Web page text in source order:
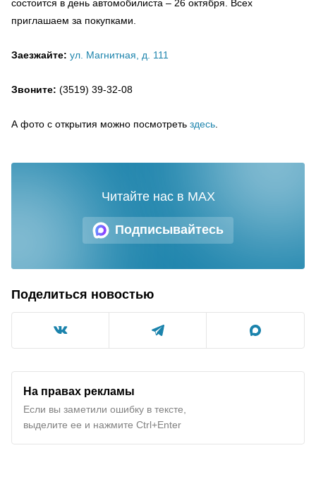
состоится в день автомобилиста – 26 октября. Всех
приглашаем за покупками.
Заезжайте: ул. Магнитная, д. 111
Звоните: (3519) 39-32-08
А фото с открытия можно посмотреть здесь
Подписывайтесь
Читайте нас в MAX
Поделиться новостью
На правах рекламы
Если вы заметили ошибку в тексте,
выделите ее и нажмите Ctrl+Enter